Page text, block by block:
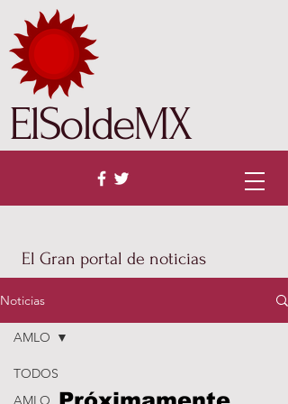
El Gran portal de noticias
ElSoldeMX
Noticias
TODOS
AMLO
AMLO